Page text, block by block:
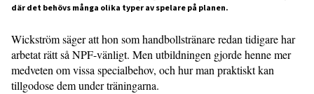
där det behövs många olika typer av spelare på planen.
Wickström säger att hon som hand­bollstränare redan tidigare har
arbetat rätt så NPF-vänligt. Men utbildningen gjorde henne mer
medveten om vissa specialbehov, och hur man praktiskt kan
tillgodose dem under träningarna.